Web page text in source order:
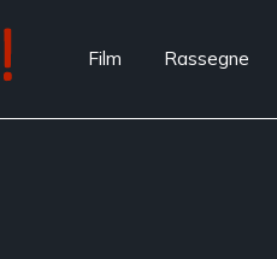
Film Rassegne